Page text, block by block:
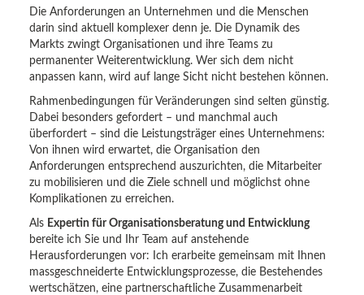
Die Anforderungen an Unternehmen und die Menschen
darin sind aktuell komplexer denn je. Die Dynamik des
Markts zwingt Organisationen und ihre Teams zu
permanenter Weiterentwicklung. Wer sich dem nicht
anpassen kann, wird auf lange Sicht nicht bestehen können.
Rahmenbedingungen für Veränderungen sind selten günstig.
Dabei besonders gefordert – und manchmal auch
überfordert – sind die Leistungsträger eines Unternehmens:
Von ihnen wird erwartet, die Organisation den
Anforderungen entsprechend auszurichten, die Mitarbeiter
zu mobilisieren und die Ziele schnell und möglichst ohne
Komplikationen zu erreichen.
Als Expertin für Organisationsberatung und Entwicklung
bereite ich Sie und Ihr Team auf anstehende
Herausforderungen vor: Ich erarbeite gemeinsam mit Ihnen
massgeschneiderte Entwicklungsprozesse, die Bestehendes
wertschätzen, eine partnerschaftliche Zusammenarbeit